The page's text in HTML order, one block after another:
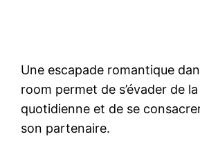
Une escapade romantique
room permet de s’évader de
quotidienne et de se
son partenaire.